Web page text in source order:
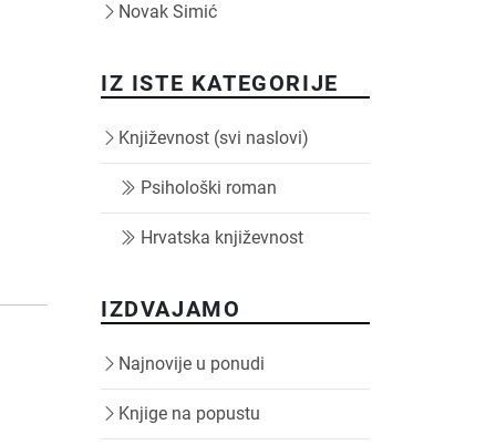
Novak Simić
IZ ISTE KATEGORIJE
Književnost (svi naslovi)
Psihološki roman
Hrvatska književnost
IZDVAJAMO
Najnovije u ponudi
Knjige na popustu